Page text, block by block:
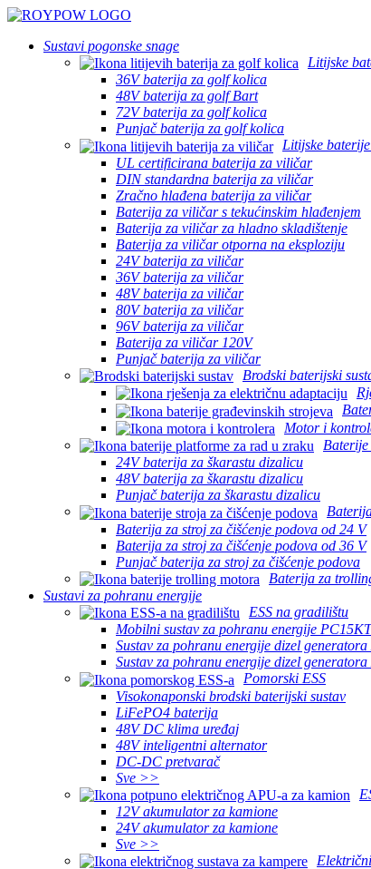
Sustavi pogonske snage
Litijske
36V baterija za golf kolica
48V baterija za golf Bart
72V baterija za golf kolica
Punjač baterija za golf kolica
Litijske
UL certificirana baterija za viličar
DIN standardna baterija za viličar
Zračno hlađena baterija za viličar
Baterija za viličar s tekućinskim hlađenjem
Baterija za viličar za hladno skladištenje
Baterija za viličar otporna na eksploziju
24V baterija za viličar
36V baterija za viličar
48V baterija za viličar
80V baterija za viličar
96V baterija za viličar
Baterija za viličar 120V
Punjač baterija za viličar
Brodski baterijski
Motor i
Baterije
24V baterija za škarastu dizalicu
48V baterija za škarastu dizalicu
Punjač baterija za škarastu dizalicu
Baterija za stroj za čišćenje podova od 24 V
Baterija za stroj za čišćenje podova od 36 V
Punjač baterija za stroj za čišćenje podova
Baterija za
Sustavi za pohranu energije
ESS na gradilištu
Mobilni sustav za pohranu energije PC15KT
Sustav za pohranu energije dizel
Sustav za pohranu energije dizel
Pomorski ESS
Visokonaponski brodski baterijski sustav
LiFePO4 baterija
48V DC klima uređaj
48V inteligentni alternator
DC-DC pretvarač
Sve >>
12V akumulator za kamione
24V akumulator za kamione
Sve >>